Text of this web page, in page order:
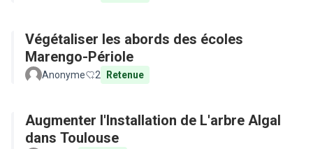
Végétaliser les abords des écoles
Marengo-Périole
Anonyme 2 Retenue
Augmenter l'Installation de L'arbre Algal
dans Toulouse